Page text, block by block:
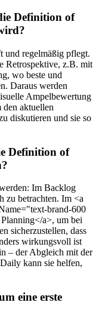
Definition of
und regelmäßig pflegt.
Retrospektive, z.B. mit
wo beste und
Daraus werden
Ampelbewertung
den aktuellen
diskutieren und sie so
Definition of
Im Backlog
zu betrachten. Im <a
brand-600
a>, um bei
sicherzustellen, dass
wirkungsvoll ist
– der Abgleich mit der
kann sie helfen,
eine erste